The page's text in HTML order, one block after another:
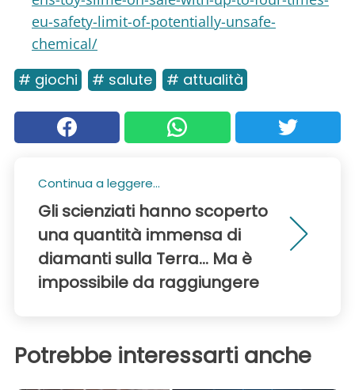
eu-safety-limit-of-potentially-unsafe-
chemical/
# giochi # salute # attualità
Continua a leggere...
Gli scienziati hanno scoperto
una quantità immensa di
diamanti sulla Terra... Ma è
impossibile da raggiungere
Potrebbe interessarti anche